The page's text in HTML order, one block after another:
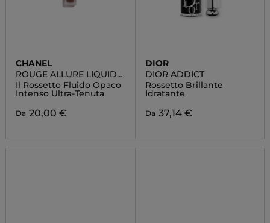
CHANEL
ROUGE ALLURE LIQUID
VELVET
Il Rossetto Fluido Opaco
Intenso Ultra-Tenuta
Da 20,00 €
DIOR
DIOR ADDICT
Rossetto Brillante
Idratante
Da 37,14 €